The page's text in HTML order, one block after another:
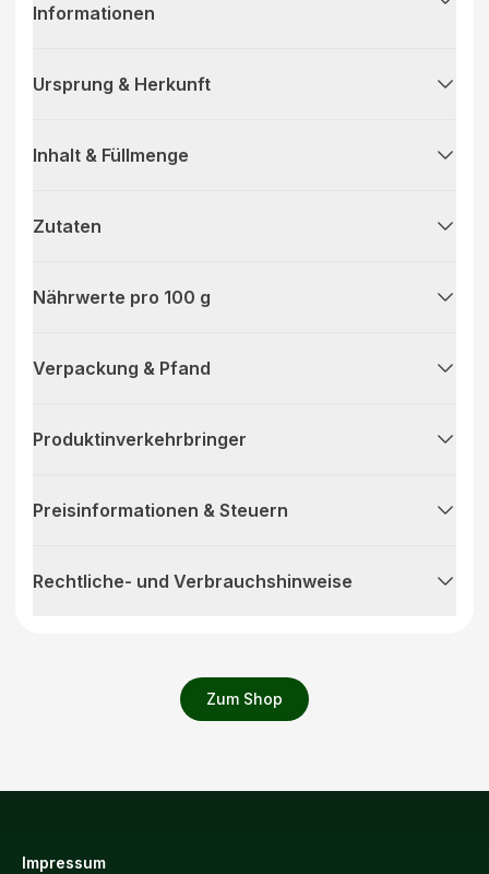
Zum Shop
Informationen
Ursprung & Herkunft
Inhalt & Füllmenge
Zutaten
Nährwerte pro 100 g
Verpackung & Pfand
Produktinverkehrbringer
Preisinformationen & Steuern
Rechtliche- und Verbrauchshinweise
Impressum